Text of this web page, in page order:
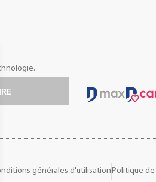
générales d'utilisation Politique